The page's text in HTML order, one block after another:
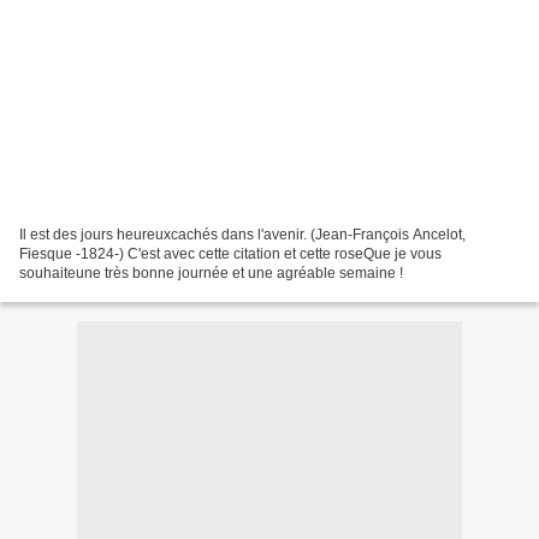
Il est des jours heureuxcachés dans l'avenir. (Jean-François Ancelot,
Fiesque -1824-) C'est avec cette citation et cette roseQue je vous
souhaiteune très bonne journée et une agréable semaine !